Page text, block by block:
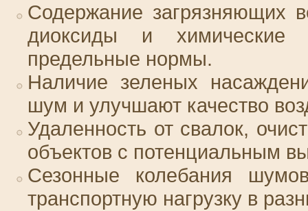
Содержание загрязняющих
диоксиды и химические
предельные нормы.
Наличие зеленых
шум и улучшают качество
Удаленность от свалок,
объектов с потенциальным
Сезонные колебания
транспортную нагрузку в